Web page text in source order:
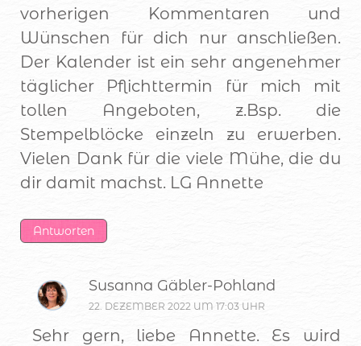
vorherigen Kommentaren und
Wünschen für dich nur anschließen.
Der Kalender ist ein sehr angenehmer
täglicher Pflichttermin für mich mit
tollen Angeboten, z.Bsp. die
Stempelblöcke einzeln zu erwerben.
Vielen Dank für die viele Mühe, die du
dir damit machst. LG Annette
Antworten
Susanna Gäbler-Pohland
22. DEZEMBER 2022 UM 17:03 UHR
Sehr gern, liebe Annette. Es wird